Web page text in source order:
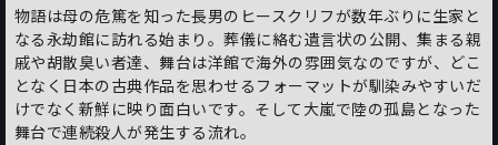
物語は母の危篤を知った長男のヒースクリフが数年ぶりに生家と
なる永劫館に訪れる始まり。葬儀に絡む遺言状の公開、集まる親
戚や胡散臭い者達、舞台は洋館で海外の雰囲気なのですが、どこ
となく日本の古典作品を思わせるフォーマットが馴染みやすいだ
けでなく新鮮に映り面白いです。そして大嵐で陸の孤島となった
舞台で連続殺人が発生する流れ。